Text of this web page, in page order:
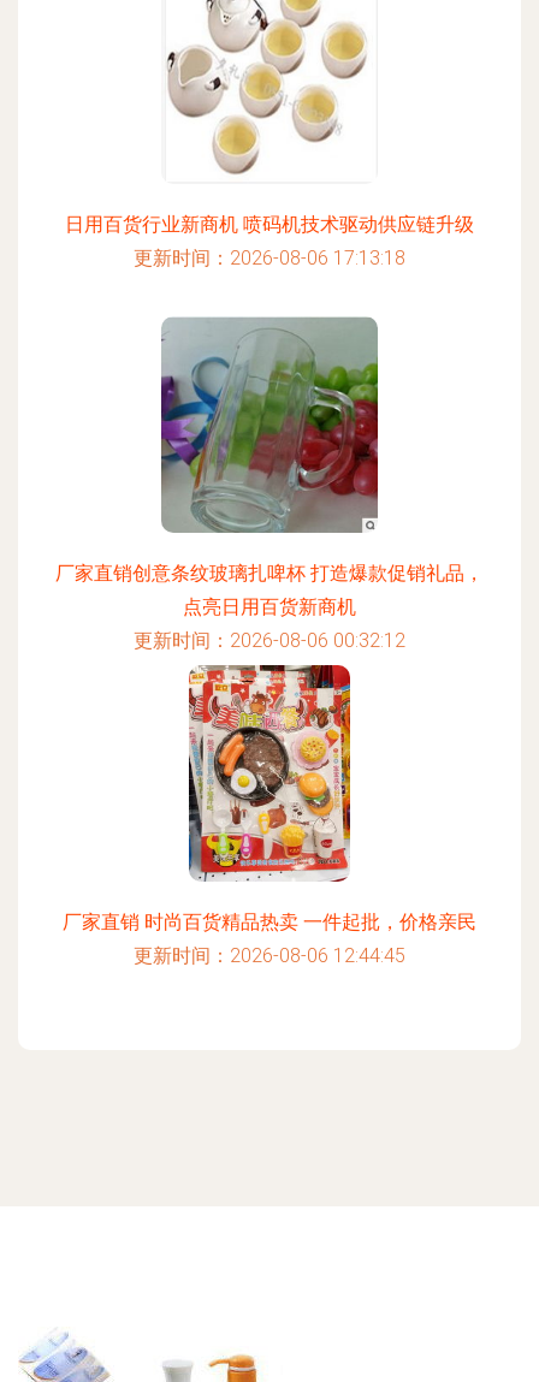
日用百货行业新商机 喷码机技术驱动供应链升级
更新时间：2026-08-06 17:13:18
厂家直销创意条纹玻璃扎啤杯 打造爆款促销礼品，
点亮日用百货新商机
更新时间：2026-08-06 00:32:12
厂家直销 时尚百货精品热卖 一件起批，价格亲民
更新时间：2026-08-06 12:44:45